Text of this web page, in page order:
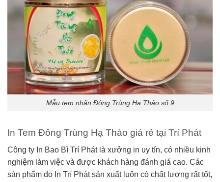
Mẫu tem nhãn Đông Trùng Hạ Thảo số 9
In Tem Đông Trùng Hạ Thảo giá rẻ tại Trí Phát
Công ty In Bao Bì Trí Phát là xưởng in uy tín, có nhiều kinh
nghiệm làm việc và được khách hàng đánh giá cao. Các
sản phẩm do In Trí Phát sản xuất luôn có chất lượng rất tốt,